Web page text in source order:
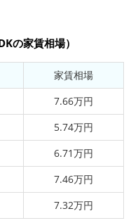
の家賃相場）
家賃相場
7.66万円
5.74万円
6.71万円
7.46万円
7.32万円